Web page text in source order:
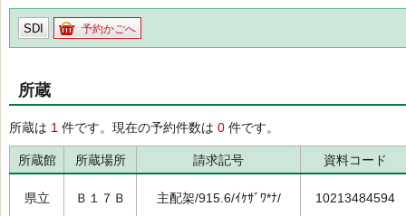
SDI 予約かごへ
所蔵
所蔵は 1 件です。現在の予約件数は 0 件です。
所蔵館 所蔵場所 請求記号 資料コード
県立 Ｂ１７Ｂ 主配架/915.6/ｲｹｻﾞﾜ*ﾅ/ 10213484594